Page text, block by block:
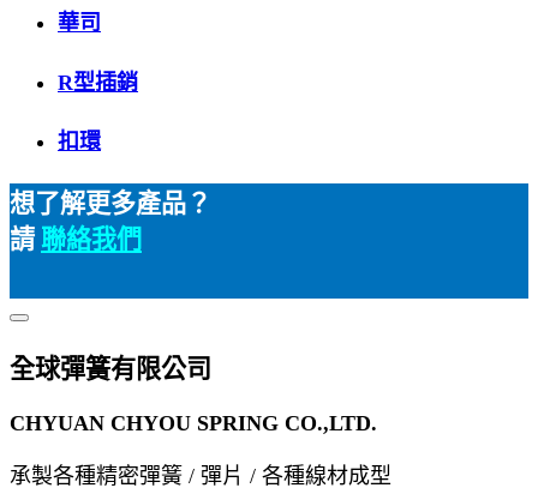
華司
R型插銷
扣環
想了解更多產品？
請 聯絡我們
全球彈簧有限公司
CHYUAN CHYOU SPRING CO.,LTD.
承製各種精密彈簧 / 彈片 / 各種線材成型